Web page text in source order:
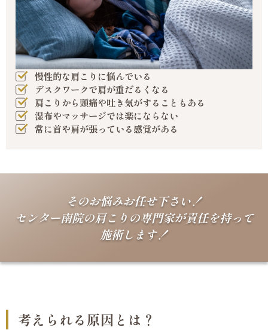
慢性的な肩こりに悩んでいる
デスクワークで肩が重だるくなる
肩こりから頭痛や吐き気がすることもある
湿布やマッサージでは楽にならない
常に首や肩が張っている感覚がある
そのお悩みお任せ下さい！
センター南院の肩こりの専門家が責任を持って
施術します！
考えられる原因とは？